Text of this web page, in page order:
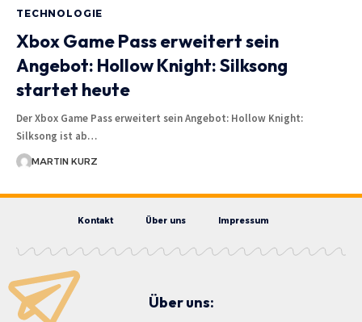
TECHNOLOGIE
Xbox Game Pass erweitert sein
Angebot: Hollow Knight: Silksong
startet heute
Der Xbox Game Pass erweitert sein Angebot: Hollow Knight:
Silksong ist ab…
MARTIN KURZ
Kontakt Über uns Impressum
Über uns: